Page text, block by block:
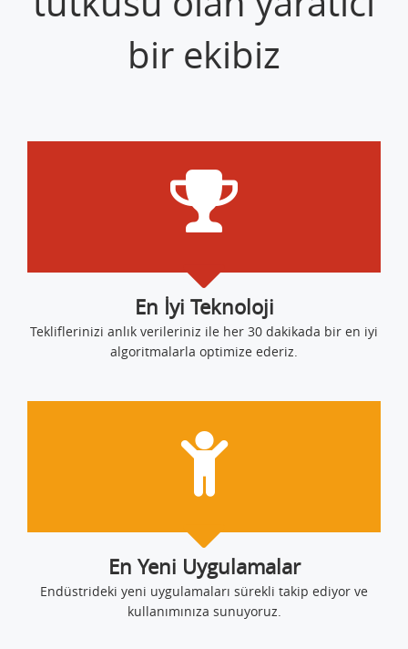
bir ekibiz
En İyi Teknoloji
Tekliflerinizi anlık verileriniz ile her 30 dakikada bir en iyi
algoritmalarla optimize ederiz.
En Yeni Uygulamalar
Endüstrideki yeni uygulamaları sürekli takip ediyor ve
kullanımınıza sunuyoruz.